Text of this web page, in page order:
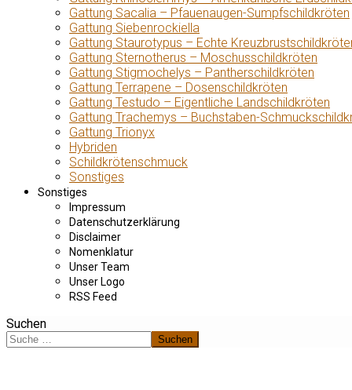
Gattung Sacalia – Pfauenaugen-Sumpfschildkröten
Gattung Siebenrockiella
Gattung Staurotypus – Echte
Gattung Sternotherus – Moschusschildkröten
Gattung Stigmochelys – Pantherschildkröten
Gattung Terrapene – Dosenschildkröten
Gattung Testudo – Eigentliche Landschildkröten
Gattung Trachemys – Buchstaben-
Gattung Trionyx
Hybriden
Schildkrötenschmuck
Sonstiges
Sonstiges
Impressum
Datenschutzerklärung
Disclaimer
Nomenklatur
Unser Team
Unser Logo
RSS Feed
Suchen
Suchen